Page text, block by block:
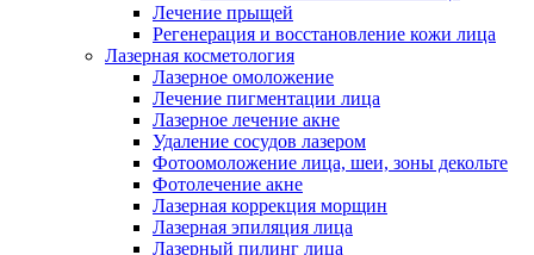
Лечение прыщей
Регенерация и восстановление кожи лица
Лазерная косметология
Лазерное омоложение
Лечение пигментации лица
Лазерное лечение акне
Удаление сосудов лазером
Фотоомоложение лица, шеи, зоны декольте
Фотолечение акне
Лазерная коррекция морщин
Лазерная эпиляция лица
Лазерный пилинг лица